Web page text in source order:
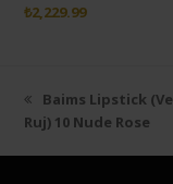
₺2,229.99
Önceki
slayt:
Baims Lipstick
Ruj) 10 Nude Rose